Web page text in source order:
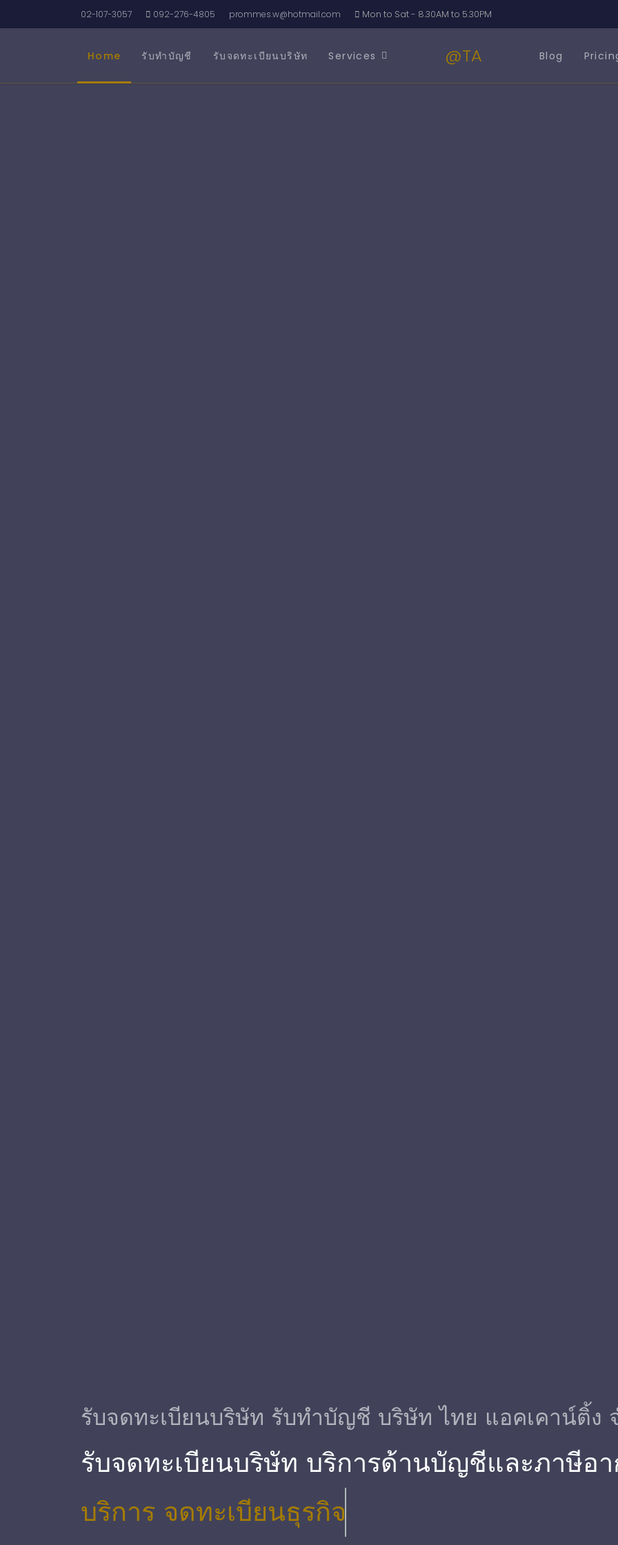
02-107-3057 092-276-4805 prommes.w@hotmail.com Mon to Sat - 8.30AM to 5.30PM
Home รับทำบัญชี รับจดทะเบียนบริษัท Services @TA Blog
รับจดทะเบียนบริษัท รับทําบัญชี บริษัท ไทย แอคเคาน์ติ้ง
รับจดทะเบียนบริษัท บริการด้านบัญชีและภาษีอา
บริการ จดทะเบียนธุรกิจ